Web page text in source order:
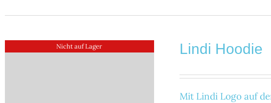
Nicht auf Lager Lindi Hoodie
Mit Lindi Logo auf